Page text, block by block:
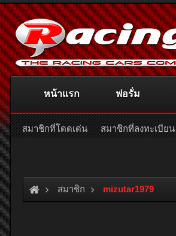
สมาชิก mizutar1979
หน้าแรก ฟอรั่ม
สมาชิกที่โดดเด่น สมาชิกที่ลงทะเบียน